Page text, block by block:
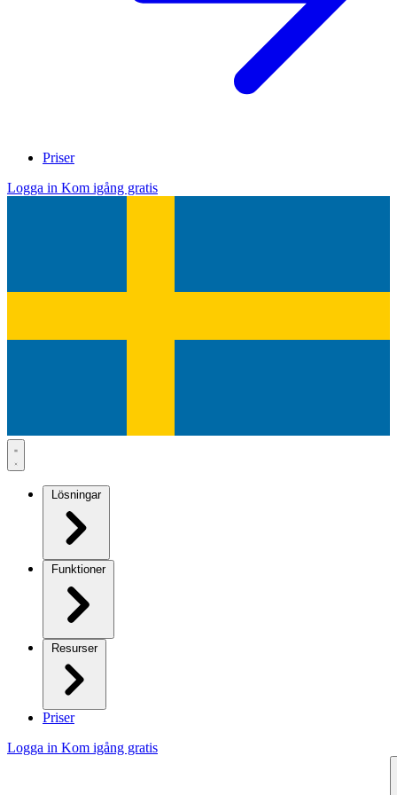
Priser
Logga in Kom igång gratis
Lösningar
Funktioner
Resurser
Priser
Logga in Kom igång gratis